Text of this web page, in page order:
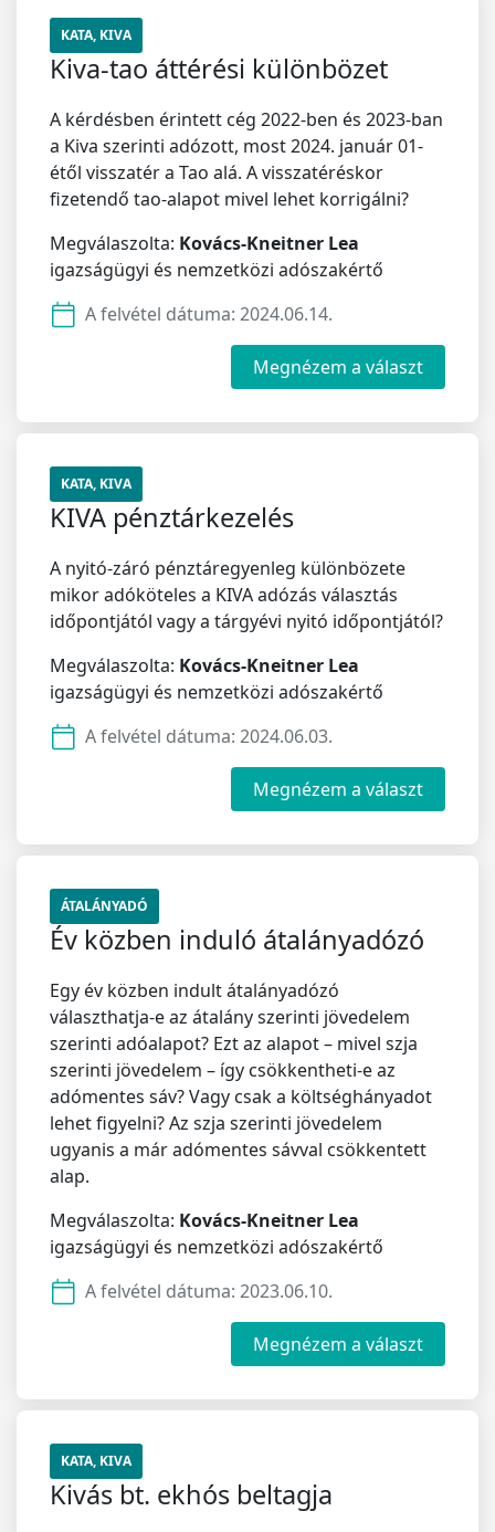
KATA, KIVA
Kiva-tao áttérési különbözet
A kérdésben érintett cég 2022-ben és 2023-ban
a Kiva szerinti adózott, most 2024. január 01-
étől visszatér a Tao alá. A visszatéréskor
fizetendő tao-alapot mivel lehet korrigálni?
Megválaszolta: Kovács-Kneitner Lea
igazságügyi és nemzetközi adószakértő
A felvétel dátuma: 2024.06.14.
Megnézem a választ
KATA, KIVA
KIVA pénztárkezelés
A nyitó-záró pénztáregyenleg különbözete
mikor adóköteles a KIVA adózás választás
időpontjától vagy a tárgyévi nyitó időpontjától?
Megválaszolta: Kovács-Kneitner Lea
igazságügyi és nemzetközi adószakértő
A felvétel dátuma: 2024.06.03.
Megnézem a választ
ÁTALÁNYADÓ
Év közben induló átalányadózó
Egy év közben indult átalányadózó
választhatja-e az átalány szerinti jövedelem
szerinti adóalapot? Ezt az alapot – mivel szja
szerinti jövedelem – így csökkentheti-e az
adómentes sáv? Vagy csak a költséghányadot
lehet figyelni? Az szja szerinti jövedelem
ugyanis a már adómentes sávval csökkentett
alap.
Megválaszolta: Kovács-Kneitner Lea
igazságügyi és nemzetközi adószakértő
A felvétel dátuma: 2023.06.10.
Megnézem a választ
KATA, KIVA
Kivás bt. ekhós beltagja